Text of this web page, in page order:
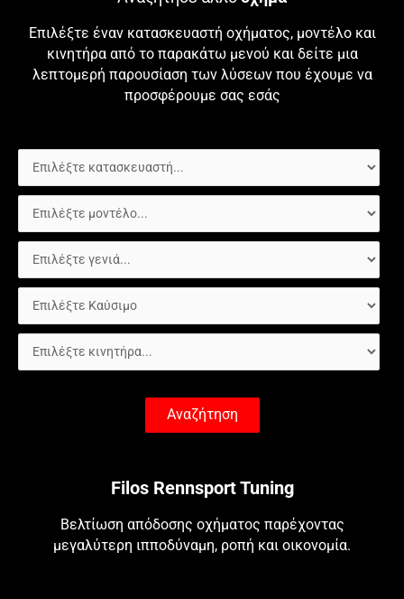
Επιλέξτε έναν κατασκευαστή οχήματος, μοντέλο και
κινητήρα από το παρακάτω μενού και δείτε μια
λεπτομερή παρουσίαση των λύσεων που έχουμε να
προσφέρουμε σας εσάς
Αναζήτηση
Filos Rennsport Tuning
Βελτίωση απόδοσης οχήματος παρέχοντας
μεγαλύτερη ιπποδύναμη, ροπή και οικονομία.